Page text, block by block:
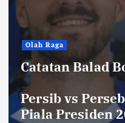
Olah Raga
Catatan Balad
Persib vs
Piala Presiden